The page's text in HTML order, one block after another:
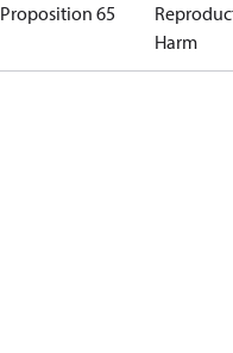
Proposition 65
Harm